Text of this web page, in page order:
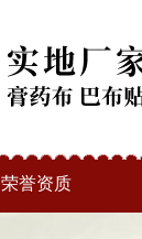
荣誉资质